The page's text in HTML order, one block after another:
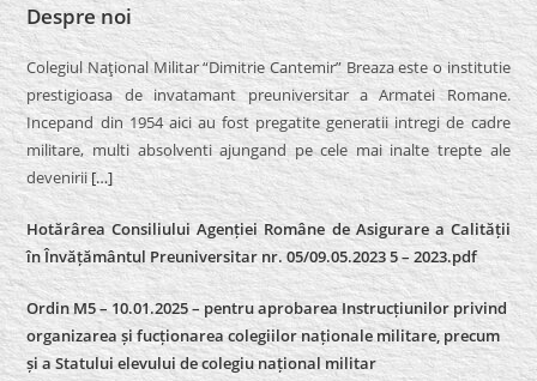
Despre noi
Colegiul Naţional Militar “Dimitrie Cantemir” Breaza este o institutie
prestigioasa de invatamant preuniversitar a Armatei Romane.
Incepand din 1954 aici au fost pregatite generatii intregi de cadre
militare, multi absolventi ajungand pe cele mai inalte trepte ale
devenirii[…]
Hotărârea Consiliului Agenției Române de Asigurare a Calității
în Învățământul Preuniversitar nr. 05/09.05.2023 5 – 2023.pdf
Ordin M5 – 10.01.2025 – pentru aprobarea Instrucțiunilor privind
organizarea și fucționarea colegiilor naționale militare, precum
și a Statului elevului de colegiu național militar